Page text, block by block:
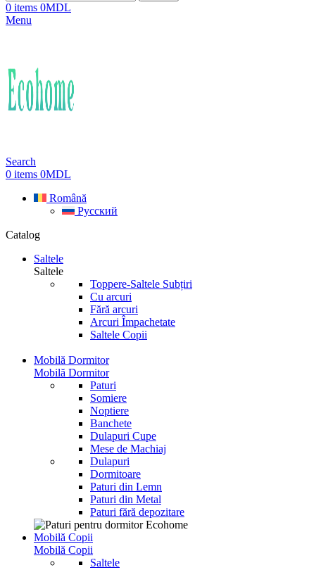
0 items 0MDL
Menu
Search
0 items 0MDL
Română
Русский
Catalog
Saltele
Saltele
Toppere-Saltele Subțiri
Cu arcuri
Fără arcuri
Arcuri Împachetate
Saltele Copii
Mobilă Dormitor
Mobilă Dormitor
Paturi
Somiere
Noptiere
Banchete
Dulapuri Cupe
Mese de Machiaj
Dulapuri
Dormitoare
Paturi din Lemn
Paturi din Metal
Paturi fără depozitare
Mobilă Copii
Mobilă Copii
Saltele